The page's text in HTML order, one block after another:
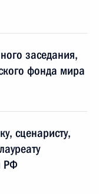
заседания,
фонда мира
сценаристу,
РФ